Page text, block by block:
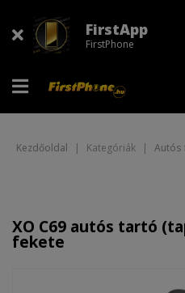
FirstApp
FirstPhone
Kezdőoldal | Kategóriák | Autós
XO C69 autós tartó
fekete